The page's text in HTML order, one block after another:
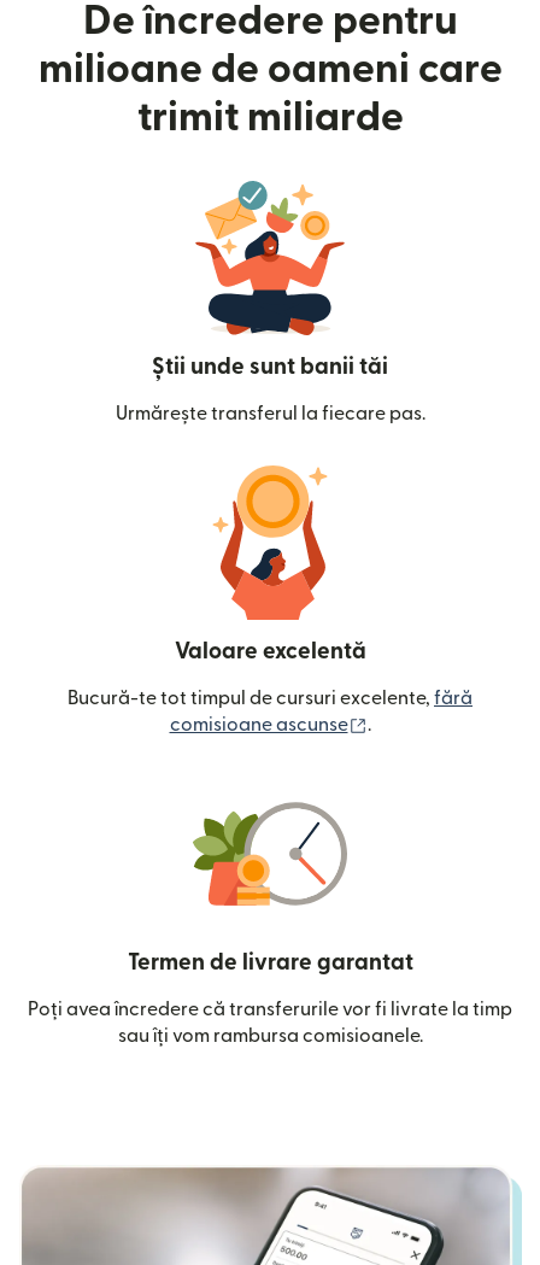
De încredere pentru
milioane de oameni care
trimit miliarde
Știi unde sunt banii tăi
Urmărește transferul la fiecare pas.
Valoare excelentă
Bucură-te tot timpul de cursuri excelente, fără
comisioane ascunse
.
Termen de livrare garantat
Poți avea încredere că transferurile vor fi livrate la timp
sau îți vom rambursa comisioanele.